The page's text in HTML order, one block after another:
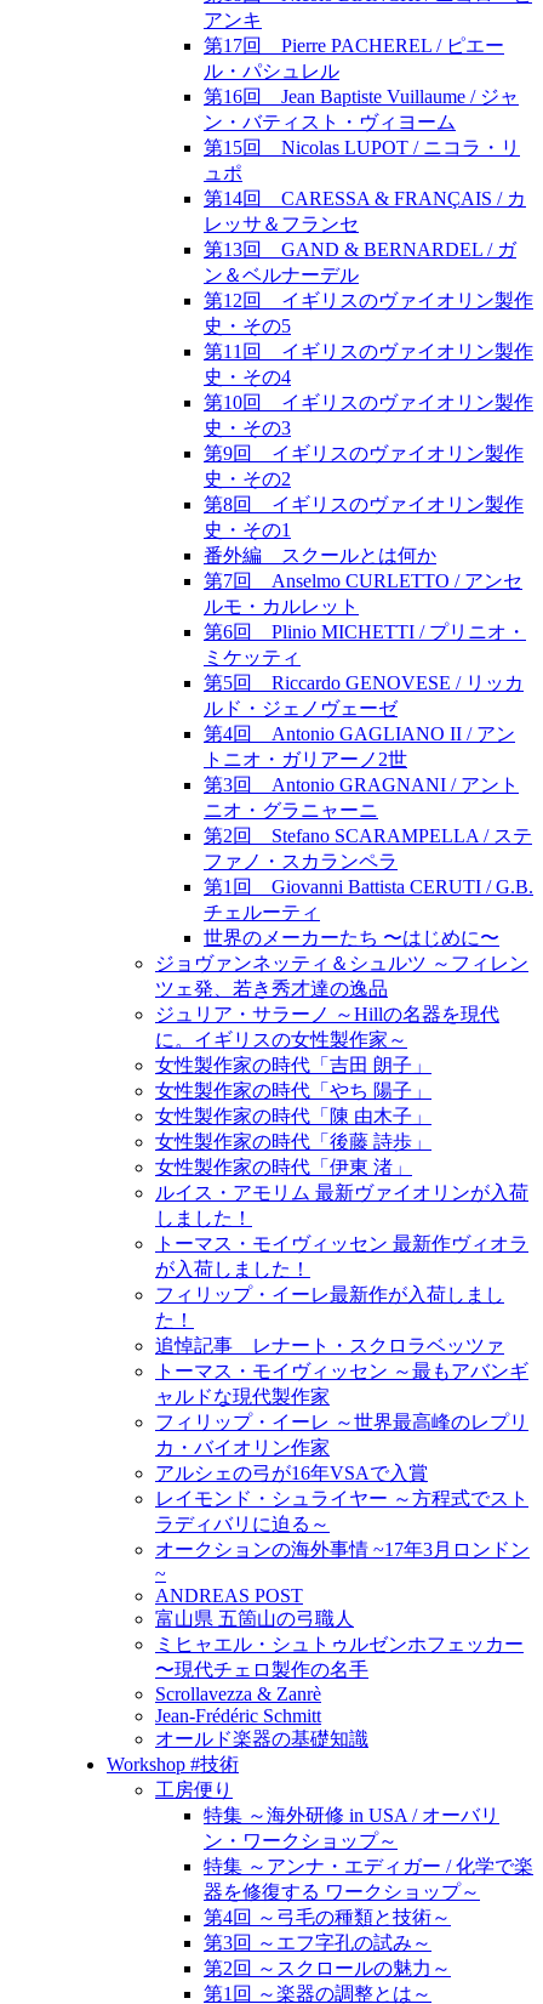
アンキ
第17回 Pierre PACHEREL / ピエー
ル・パシュレル
第16回 Jean Baptiste Vuillaume / ジャ
ン・バティスト・ヴィヨーム
第15回 Nicolas LUPOT / ニコラ・リ
ュポ
第14回 CARESSA & FRANÇAIS / カ
レッサ＆フランセ
第13回 GAND & BERNARDEL / ガ
ン＆ベルナーデル
第12回 イギリスのヴァイオリン製作
史・その5
第11回 イギリスのヴァイオリン製作
史・その4
第10回 イギリスのヴァイオリン製作
史・その3
第9回 イギリスのヴァイオリン製作
史・その2
第8回 イギリスのヴァイオリン製作
史・その1
番外編 スクールとは何か
第7回 Anselmo CURLETTO / アンセ
ルモ・カルレット
第6回 Plinio MICHETTI / プリニオ・
ミケッティ
第5回 Riccardo GENOVESE / リッカ
ルド・ジェノヴェーゼ
第4回 Antonio GAGLIANO II / アン
トニオ・ガリアーノ2世
第3回 Antonio GRAGNANI / アント
ニオ・グラニャーニ
第2回 Stefano SCARAMPELLA / ステ
ファノ・スカランペラ
第1回 Giovanni Battista CERUTI / G.B.
チェルーティ
世界のメーカーたち 〜はじめに〜
ジョヴァンネッティ＆シュルツ ～フィレン
ツェ発、若き秀才達の逸品
ジュリア・サラーノ ～Hillの名器を現代
に。イギリスの女性製作家～
女性製作家の時代「吉田 朗子」
女性製作家の時代「やち 陽子」
女性製作家の時代「陳 由木子」
女性製作家の時代「後藤 詩歩」
女性製作家の時代「伊東 渚」
ルイス・アモリム 最新ヴァイオリンが入荷
しました！
トーマス・モイヴィッセン 最新作ヴィオラ
が入荷しました！
フィリップ・イーレ最新作が入荷しまし
た！
追悼記事 レナート・スクロラベッツァ
トーマス・モイヴィッセン ～最もアバンギ
ャルドな現代製作家
フィリップ・イーレ ～世界最高峰のレプリ
カ・バイオリン作家
アルシェの弓が16年VSAで入賞
レイモンド・シュライヤー ～方程式でスト
ラディバリに迫る～
オークションの海外事情 ~17年3月ロンドン
~
ANDREAS POST
富山県 五箇山の弓職人
ミヒャエル・シュトゥルゼンホフェッカー
〜現代チェロ製作の名手
Scrollavezza & Zanrè
Jean-Frédéric Schmitt
オールド楽器の基礎知識
Workshop #技術
工房便り
特集 ～海外研修 in USA / オーバリ
ン・ワークショップ～
特集 ～アンナ・エディガー / 化学で楽
器を修復する ワークショップ～
第4回 ～弓毛の種類と技術～
第3回 ～エフ字孔の試み～
第2回 ～スクロールの魅力～
第1回 ～楽器の調整とは～